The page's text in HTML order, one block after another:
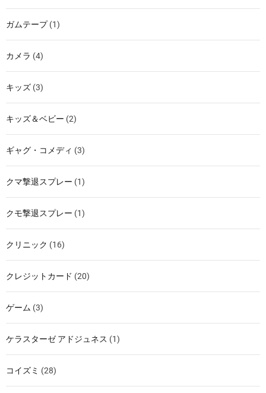
ガムテープ(1)
カメラ (4)
キッズ (3)
キッズ＆ベビー (2)
ギャグ・コメディ (3)
クマ撃退スプレー (1)
クモ撃退スプレー (1)
クリニック (16)
クレジットカード (20)
ゲーム (3)
ケラスターゼ アドジュネス (1)
コイズミ (28)